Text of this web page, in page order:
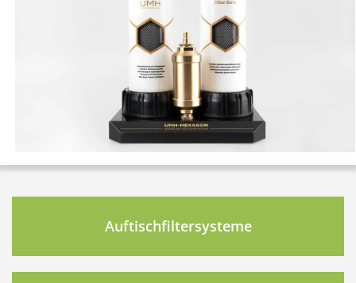
Auftischfiltersysteme